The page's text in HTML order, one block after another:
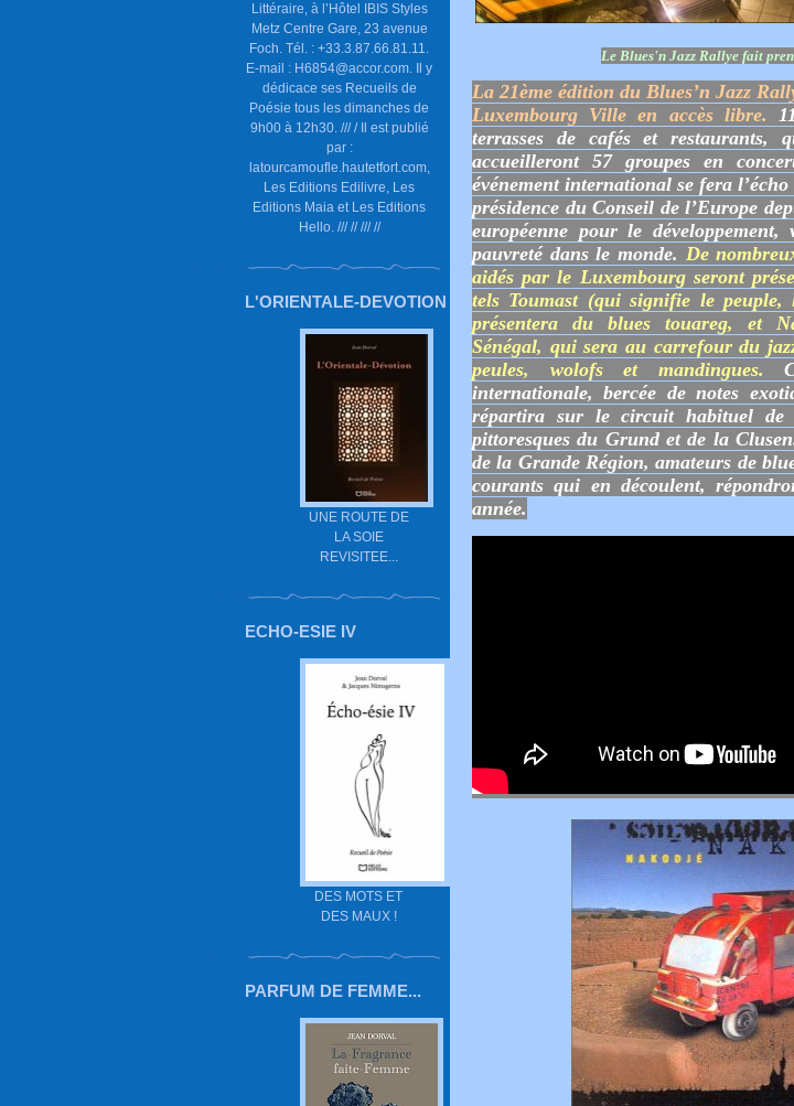
Littéraire, à l’Hôtel IBIS Styles
Metz Centre Gare, 23 avenue
Foch. Tél. : +33.3.87.66.81.11.
E-mail : H6854@accor.com. Il y
dédicace ses Recueils de
Poésie tous les dimanches de
9h00 à 12h30. /// / Il est publié
par :
latourcamoufle.hautetfort.com,
Les Editions Edilivre, Les
Editions Maia et Les Editions
Hello. /// // /// //
L'ORIENTALE-DEVOTION
UNE ROUTE DE
LA SOIE
REVISITEE...
ECHO-ESIE IV
DES MOTS ET
DES MAUX !
PARFUM DE FEMME...
Le Blues'n Jazz Rallye fait
La 21ème édition du Blues’n Jazz
Luxembourg Ville en accès libre.
terrasses de cafés et
accueilleront 57 groupes en
événement international se fera
présidence du Conseil de l’Europe
européenne pour le
pauvreté dans le monde. De
aidés par le Luxembourg seront
tels Toumast (qui signifie le
présentera du blues touareg, et
Sénégal, qui sera au carrefour du
peules, wolofs et mandingues.
internationale, bercée de notes
répartira sur le circuit habituel de
pittoresques du Grund et de la
de la Grande Région, amateurs de
courants qui en découlent,
année.